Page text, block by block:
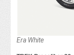
Era White